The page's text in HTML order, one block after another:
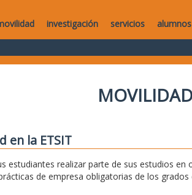
investigación servicios alumnos
en la ETSIT
estudiantes realizar parte de sus estudios en
de empresa obligatorias de los grados